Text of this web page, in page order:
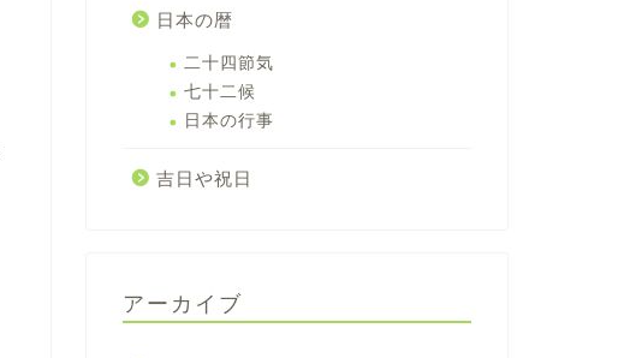
日本の暦
二十四節気
七十二候
日本の行事
吉日や祝日
アーカイブ